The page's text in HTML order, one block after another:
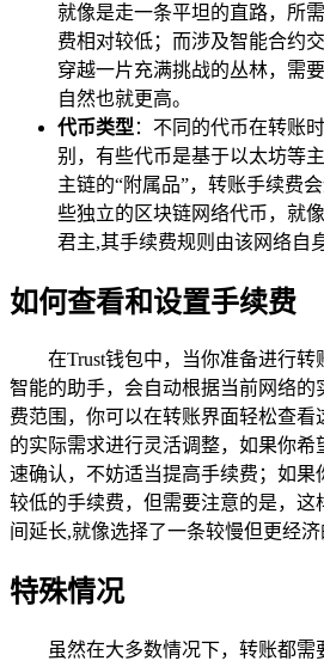
就像是走一条平坦的直路，所
费相对较低；而涉及智能合约
穿越一片充满挑战的丛林，需
自然也就更高。
代币类型 ：不同的代币在转账
别，有些代币是基于以太坊等
主链的“附属品”，转账手续费
些独立的区块链网络代币，就
君主,其手续费规则由该网络自
如何查看和设置手续费
在Trust钱包中，当你准备进行
智能的助手，会自动根据当前网络的
费范围，你可以在转账界面轻松查
的实际需求进行灵活调整，如果你
速确认，不妨适当提高手续费；如果
较低的手续费，但需要注意的是，这
间延长,就像选择了一条较慢但更经济
特殊情况
虽然在大多数情况下，转账都